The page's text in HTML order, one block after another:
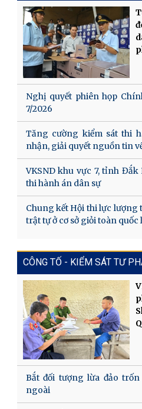
Nghị quyết phiên họp
7/2026
Tăng cường kiểm sát thi
nhận, giải quyết nguồn tin
VKSND khu vực 7, tỉnh
thi hành án dân sự
Chung kết Hội thi lực lượng
trật tự ở cơ sở giỏi toàn
CÔNG TỐ - KIỂM SÁT TƯ
Bắt đối tượng lừa đảo
ngoài